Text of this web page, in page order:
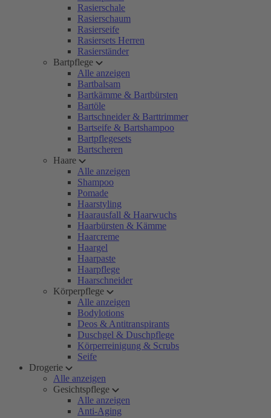
Rasierschale
Rasierschaum
Rasierseife
Rasiersets Herren
Rasierständer
Bartpflege
Alle anzeigen
Bartbalsam
Bartkämme & Bartbürsten
Bartöle
Bartschneider & Barttrimmer
Bartseife & Bartshampoo
Bartpflegesets
Bartscheren
Haare
Alle anzeigen
Shampoo
Pomade
Haarstyling
Haarausfall & Haarwuchs
Haarbürsten & Kämme
Haarcreme
Haargel
Haarpaste
Haarpflege
Haarschneider
Körperpflege
Alle anzeigen
Bodylotions
Deos & Antitranspirants
Duschgel & Duschpflege
Körperreinigung & Scrubs
Seife
Drogerie
Alle anzeigen
Gesichtspflege
Alle anzeigen
Anti-Aging